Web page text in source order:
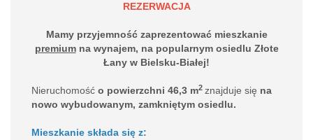
REZERWACJA
Mamy przyjemność zaprezentować mieszkanie
premiumna wynajem, na popularnym osiedlu Złote
Łany w Bielsku-Białej!
Nieruchomość o powierzchni 46,3 m2 znajduje się na
nowo wybudowanym, zamkniętym osiedlu.
Mieszkanie składa się z: